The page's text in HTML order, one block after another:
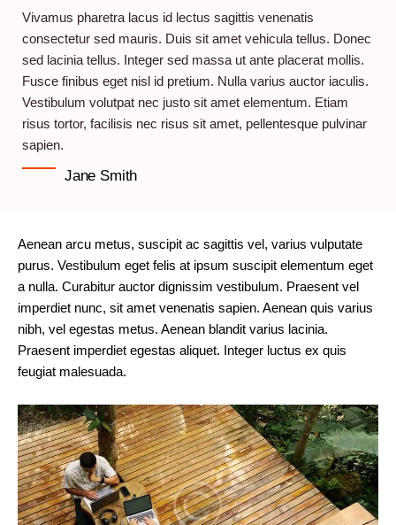
Vivamus pharetra lacus id lectus sagittis venenatis
consectetur sed mauris. Duis sit amet vehicula tellus. Donec
sed lacinia tellus. Integer sed massa ut ante placerat mollis.
Fusce finibus eget nisl id pretium. Nulla varius auctor iaculis.
Vestibulum volutpat nec justo sit amet elementum. Etiam
risus tortor, facilisis nec risus sit amet, pellentesque pulvinar
sapien.
Jane Smith
Aenean arcu metus, suscipit ac sagittis vel, varius vulputate
purus. Vestibulum eget felis at ipsum suscipit elementum eget
a nulla. Curabitur auctor dignissim vestibulum. Praesent vel
imperdiet nunc, sit amet venenatis sapien. Aenean quis varius
nibh, vel egestas metus. Aenean blandit varius lacinia.
Praesent imperdiet egestas aliquet. Integer luctus ex quis
feugiat malesuada.